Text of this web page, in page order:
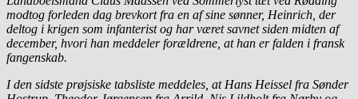
modtog forleden dag brevkort fra en af sine sønner, Heinrich, der
deltog i krigen som infanterist og har været savnet siden midten af
december, hvori han meddeler forældrene, at han er falden i fransk
fangenskab.
I den sidste prøjsiske tabsliste meddeles, at Hans Heissel fra Sønder